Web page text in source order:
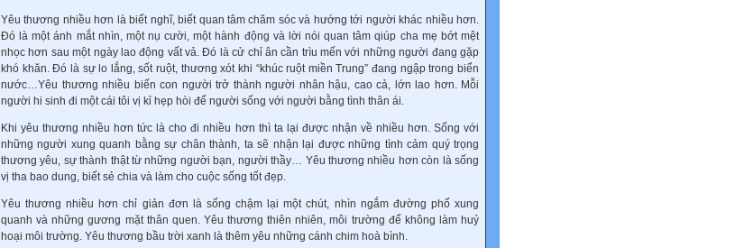
Yêu thương nhiều hơn là biết nghĩ, biết quan tâm chăm sóc và hướng tới người khác nhiều hơn.
Đó là một ánh mắt nhìn, một nụ cười, một hành động và lời nói quan tâm qiúp cha mẹ bớt mệt
nhọc hơn sau một ngày lao động vất vả. Đó là cử chỉ ân cần trìu mến với những người đang gặp
khó khăn. Đó là sự lo lắng, sốt ruột, thương xót khi “khúc ruột miền Trung” đang ngập trong biển
nước…Yêu thương nhiều biến con người trở thành người nhân hậu, cao cả, lớn lao hơn. Mỗi
người hi sinh đi một cái tôi vị kỉ hẹp hòi để người sống với người bằng tình thân ái.
Khi yêu thương nhiều hơn tức là cho đi nhiều hơn thì ta lại được nhận về nhiều hơn. Sống với
những người xung quanh bằng sự chân thành, ta sẽ nhận lại được những tình cảm quý trọng
thương yêu, sự thành thật từ những người bạn, người thầy… Yêu thương nhiều hơn còn là sống
vị tha bao dung, biết sẻ chia và làm cho cuộc sống tốt đẹp.
Yêu thương nhiều hơn chỉ giản đơn là sống chậm lại một chút, nhìn ngắm đường phố xung
quanh và những gương mặt thân quen. Yêu thương thiên nhiên, môi trường để không làm huỷ
hoại môi trường. Yêu thương bầu trời xanh là thêm yêu những cánh chim hoà bình.